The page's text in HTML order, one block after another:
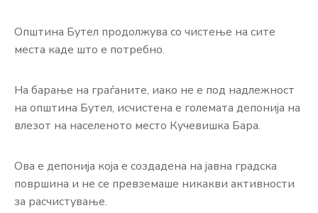
Општина Бутел продолжува со чистење на сите
места каде што е потребно.
На барање на граѓаните, иако не е под надлежност
на општина Бутел, исчистена е големата депонија на
влезот на населеното место Кучевишка Бара.
Ова е депонија која е создадена на јавна градска
површина и не се превземаше никакви активности
за расчистување.